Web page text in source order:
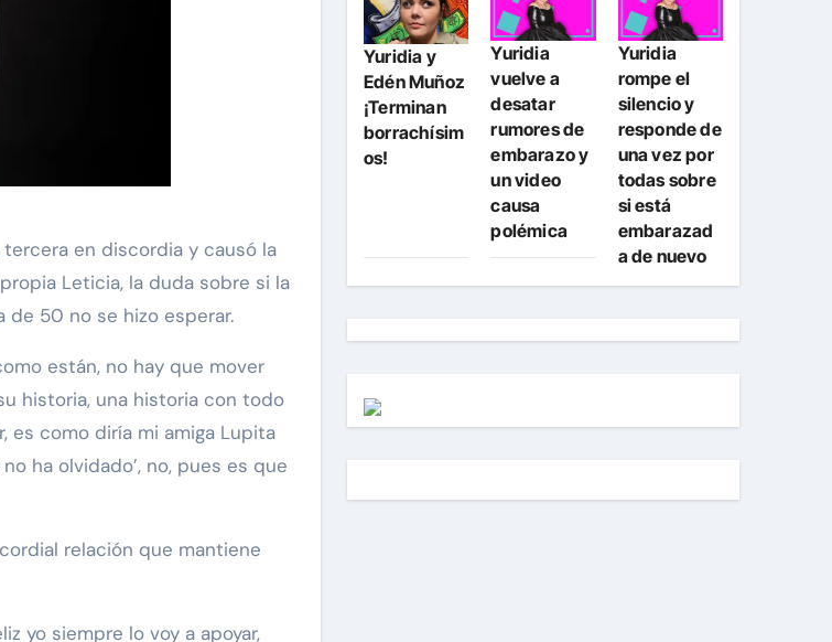
en discordia y causó la
Leticia, la duda sobre si la
50 no se hizo esperar.
están, no hay que mover
historia, una historia con todo
es como diría mi amiga Lupita
ha olvidado’, no, pues es que
relación que mantiene
yo siempre lo voy a apoyar,
Yuridia y
Edén Muñoz
¡Terminan
borrachísim
os!
Yuridia
vuelve a
desatar
rumores de
embarazo y
un video
causa
polémica
Yuridia
rompe el
silencio y
responde de
una vez por
todas sobre
si está
embarazad
a de nuevo